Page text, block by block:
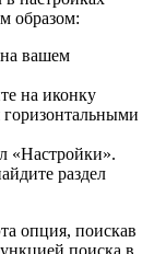
образом:
вашем
на иконку
«Настройки».
раздел
опция, поискав
поиска в